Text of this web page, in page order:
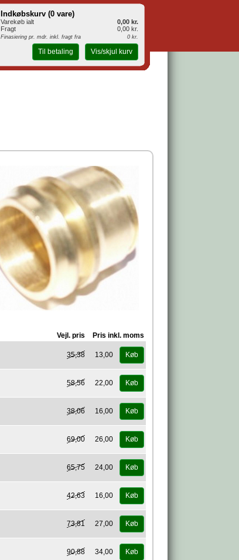
Vejl. pris Pris inkl. moms
35,38 13,00 Køb
58,56 22,00 Køb
38,06 16,00 Køb
69,00 26,00 Køb
65,75 24,00 Køb
42,63 16,00 Køb
73,81 27,00 Køb
90,88 34,00 Køb
Indkøbskurv (0 vare)
Varekøb ialt
0,00 kr.
Fragt
0,00 kr.
Finasiering pr. mdr. inkl. fragt fra 0 kr.
Til betaling Vis/skjul kurv